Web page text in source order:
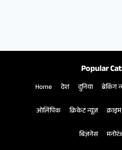
Popular
Home देश दुनिया ब्रेकिंग
ओलिंपिक क्रिकेट न्यूज़ क्राइम
बिज़नेस